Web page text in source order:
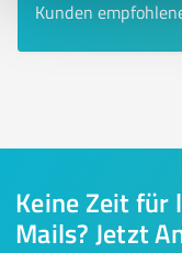
Kunden
Keine Zeit für
Mails? Jetzt